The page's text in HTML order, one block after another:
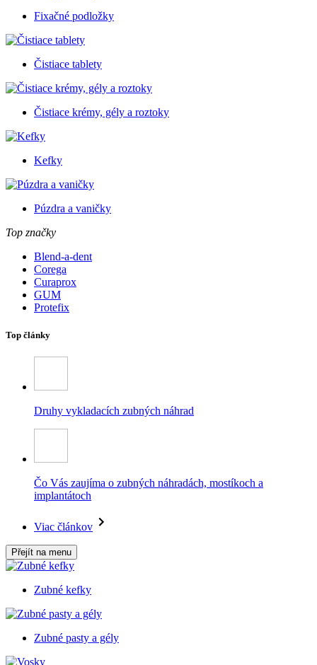
Fixačné podložky
Čistiace tablety
Čistiace krémy, gély a roztoky
Kefky
Púzdra a vaničky
Top značky
Blend-a-dent
Corega
Curaprox
GUM
Protefix
Top články
Druhy vykladacích zubných náhrad
Čo Vás zaujíma o zubných náhradách, mostíkoch a
implantátoch
Viac článkov
Přejít na menu
Zubné kefky
Zubné pasty a gély